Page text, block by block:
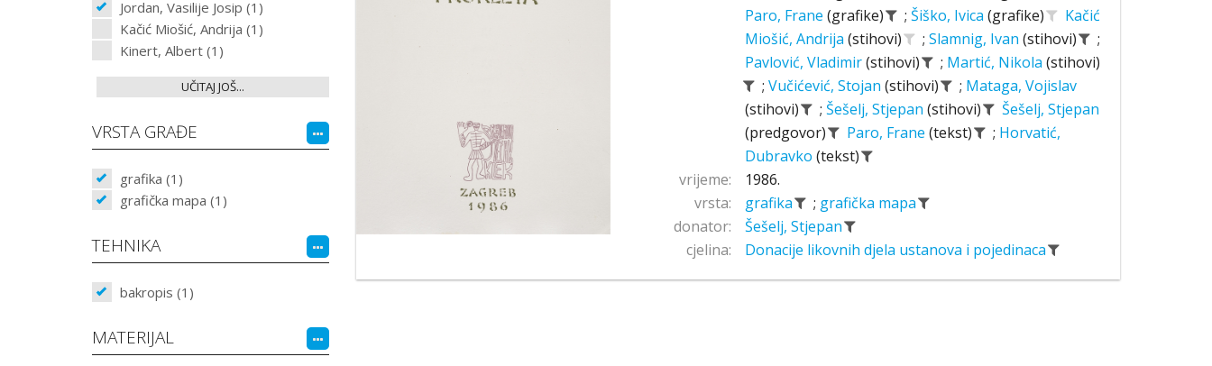
Jordan, Vasilije Josip (1)
Kačić Miošić, Andrija (1)
Kinert, Albert (1)
UČITAJ JOŠ...
VRSTA GRAĐE
grafika (1)
grafička mapa (1)
TEHNIKA
bakropis (1)
MATERIJAL
Paro, Frane (grafike) ; Šiško, Ivica (grafike)
Kačić
Miošić, Andrija (stihovi) ; Slamnig, Ivan (stihovi)
;
Pavlović, Vladimir(stihovi) ; Martić, Nikola (stihovi)
; Vučićević, Stojan (stihovi) ; Mataga, Vojislav
(stihovi)
; Šešelj, Stjepan (stihovi)
Šešelj, Stjepan
(predgovor)
Paro, Frane (tekst) ; Horvatić,
Dubravko (tekst)
vrijeme:
1986.
vrsta:
grafika ; grafička mapa
donator:
Šešelj, Stjepan
cjelina:
Donacije likovnih djela ustanova i pojedinaca